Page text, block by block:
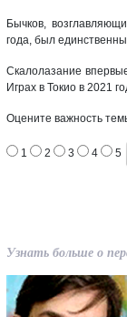
Бычков,
года, был
Скалолазание
Играх в Токио в 2021
Оцените важность
1 2 3 4 5
Узнать больше о